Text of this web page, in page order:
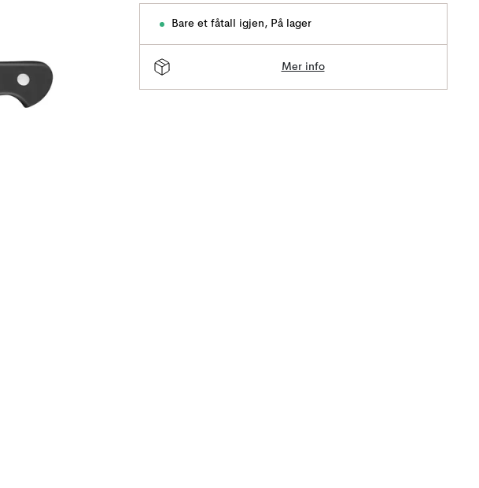
Bare et fåtall igjen, På lager
Mer info